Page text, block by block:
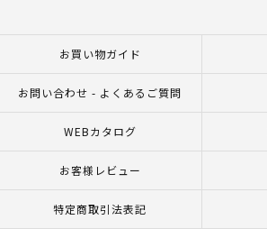
お買い物ガイド
お問い合わせ - よくあるご質問
WEBカタログ
お客様レビュー
特定商取引法表記